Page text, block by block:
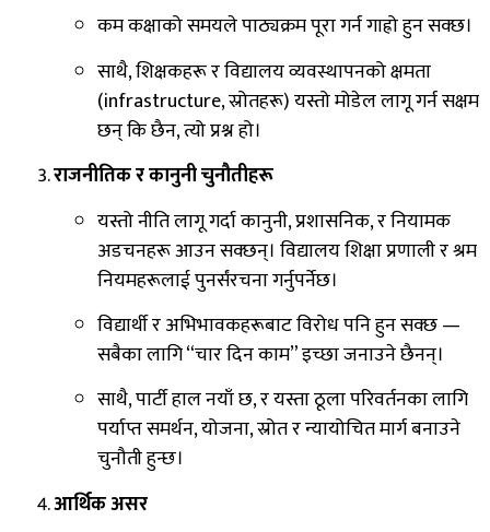
कम कक्षाको समयले पाठ्यक्रम पूरा गर्न गाह्रो हुन सक्छ।
साथै, शिक्षकहरू र विद्यालय व्यवस्थापनको क्षमता
(infrastructure, स्रोतहरू) यस्तो मोडेल लागू गर्न सक्षम
छन् कि छैन, त्यो प्रश्न हो।
राजनीतिक र कानुनी चुनौतीहरू
यस्तो नीति लागू गर्दा कानुनी, प्रशासनिक, र नियामक
अडचनहरू आउन सक्छन्। विद्यालय शिक्षा प्रणाली र श्रम
नियमहरूलाई पुनर्संरचना गर्नुपर्नेछ।
विद्यार्थी र अभिभावकहरूबाट विरोध पनि हुन सक्छ —
सबैका लागि “चार दिन काम” इच्छा जनाउने छैनन्।
साथै, पार्टी हाल नयाँ छ, र यस्ता ठूला परिवर्तनका लागि
पर्याप्त समर्थन, योजना, स्रोत र न्यायोचित मार्ग बनाउने
चुनौती हुन्छ।
आर्थिक असर